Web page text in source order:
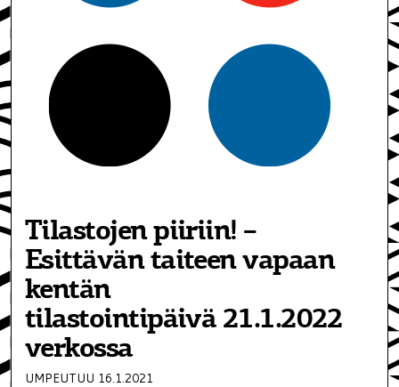
Tilastojen piiriin! –
Esittävän taiteen vapaan
kentän
tilastointipäivä 21.1.2022
verkossa
UMPEUTUU 16.1.2021